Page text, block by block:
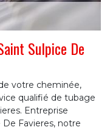
Sulpice De
votre cheminée,
qualifié de tubage
Entreprise
Favieres, notre